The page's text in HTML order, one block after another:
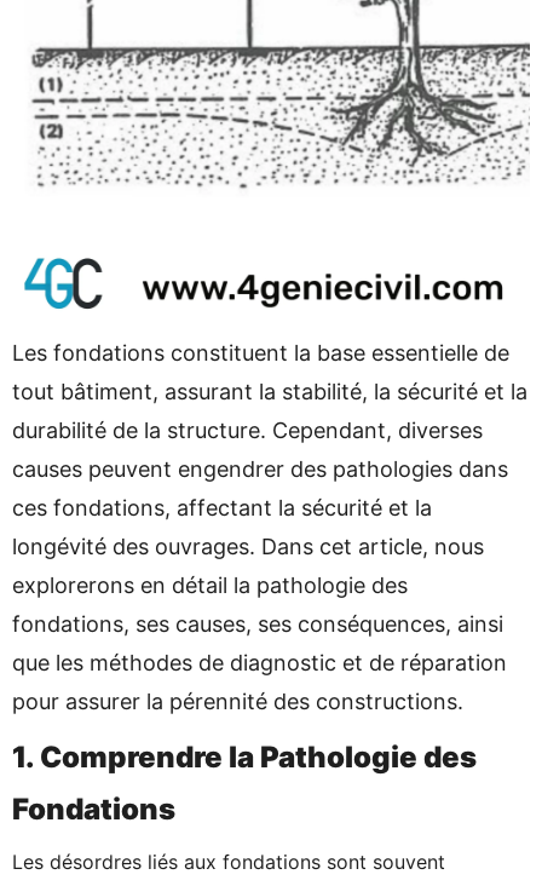
Les fondations constituent la base essentielle de
tout bâtiment, assurant la stabilité, la sécurité et la
durabilité de la structure. Cependant, diverses
causes peuvent engendrer des pathologies dans
ces fondations, affectant la sécurité et la
longévité des ouvrages. Dans cet article, nous
explorerons en détail la pathologie des
fondations, ses causes, ses conséquences, ainsi
que les méthodes de diagnostic et de réparation
pour assurer la pérennité des constructions.
1. Comprendre la Pathologie des
Fondations
Les désordres liés aux fondations sont souvent